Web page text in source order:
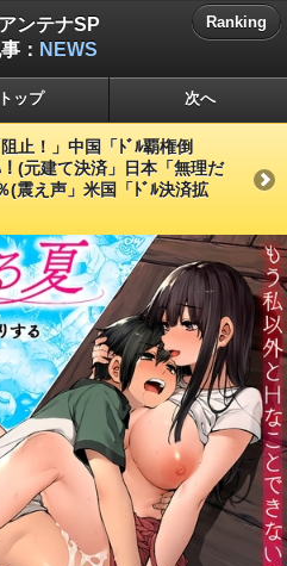
ンテナSP
： NEWS
Ranking
トップ 次へ
止！」中国「ﾄﾞﾙ覇権倒
(元建て決済」日本「無理だ
(震え声」米国「ﾄﾞﾙ決済拡